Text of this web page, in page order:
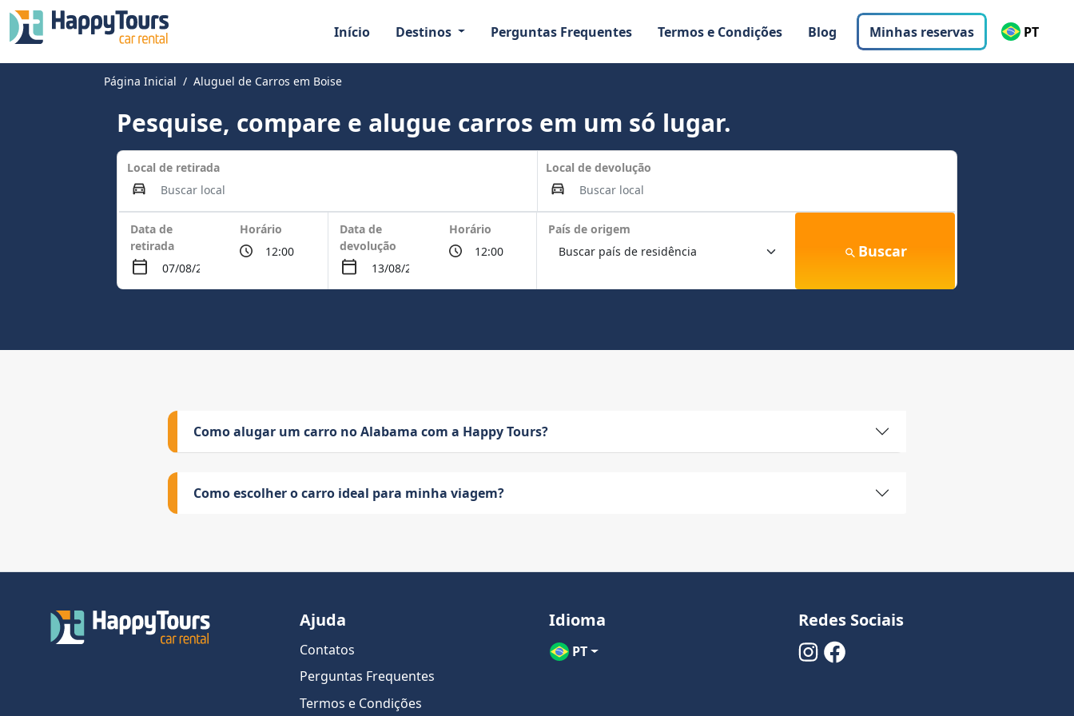
Início Destinos Perguntas Frequentes Termos e Condições Blog Minhas reservas PT
Página Inicial Aluguel de Carros em Boise
Pesquise, compare e alugue carros em um só lugar.
Local de retirada Local de devolução
Data de
retirada
Horário
Data de
devolução
Horário País de origem
Buscar
Como alugar um carro no Alabama com a Happy Tours?
Como escolher o carro ideal para minha viagem?
Ajuda
Contatos
Perguntas Frequentes
Termos e Condições
Idioma
PT
Redes Sociais